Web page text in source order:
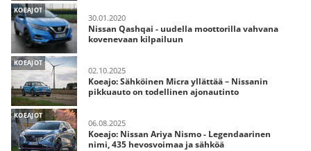
KOEAJOT
30.01.2020
Nissan Qashqai - uudella moottorilla vahvana
kovenevaan kilpailuun
KOEAJOT
02.10.2025
Koeajo: Sähköinen Micra yllättää – Nissanin
pikkuauto on todellinen ajonautinto
KOEAJOT
06.08.2025
Koeajo: Nissan Ariya Nismo - Legendaarinen
nimi, 435 hevosvoimaa ja sähköä